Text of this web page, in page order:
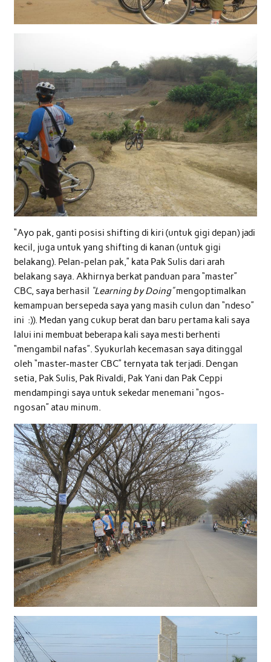
“Ayo pak, ganti posisi shifting di kiri (untuk gigi depan) jadi
kecil, juga untuk yang shifting di kanan (untuk gigi
belakang). Pelan-pelan pak,” kata Pak Sulis dari arah
belakang saya. Akhirnya berkat panduan para “master”
CBC, saya berhasil “Learning by Doing”mengoptimalkan
kemampuan bersepeda saya yang masih culun dan “ndeso”
ini :)). Medan yang cukup berat dan baru pertama kali saya
lalui ini membuat beberapa kali saya mesti berhenti
“mengambil nafas”. Syukurlah kecemasan saya ditinggal
oleh “master-master CBC” ternyata tak terjadi. Dengan
setia, Pak Sulis, Pak Rivaldi, Pak Yani dan Pak Ceppi
mendampingi saya untuk sekedar menemani “ngos-
ngosan” atau minum.